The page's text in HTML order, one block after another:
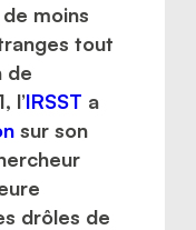
moins
tout
de
l’IRSST a
sur son
drôles de